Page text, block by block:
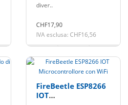
diver..
CHF17,90
IVA esclusa: CHF16,56
FireBeetle ESP8266
IOT